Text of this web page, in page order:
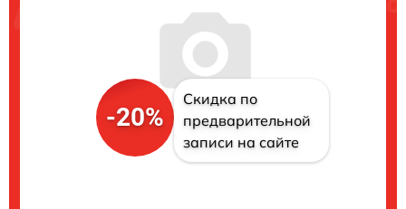
-20%
Скидка по
предварительной
записи на сайте